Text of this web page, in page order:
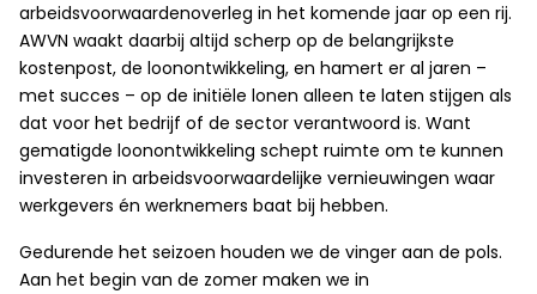
arbeidsvoorwaardenoverleg in het komende jaar op een rij.
AWVN waakt daarbij altijd scherp op de belangrijkste
kostenpost, de loonontwikkeling, en hamert er al jaren –
met succes – op de initiële lonen alleen te laten stijgen als
dat voor het bedrijf of de sector verantwoord is. Want
gematigde loonontwikkeling schept ruimte om te kunnen
investeren in arbeidsvoorwaardelijke vernieuwingen waar
werkgevers én werknemers baat bij hebben.
Gedurende het seizoen houden we de vinger aan de pols.
Aan het begin van de zomer maken we in